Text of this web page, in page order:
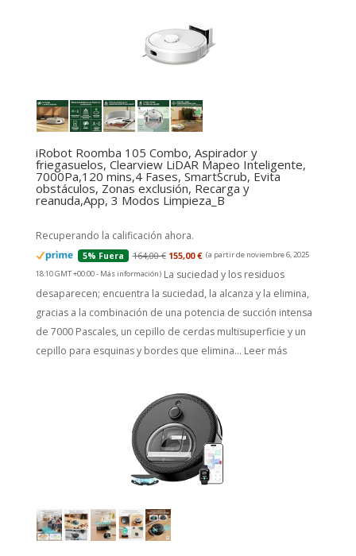
iRobot Roomba 105 Combo, Aspirador y
friegasuelos, Clearview LiDAR Mapeo Inteligente,
7000Pa,120 mins,4 Fases, SmartScrub, Evita
obstáculos, Zonas exclusión, Recarga y
reanuda,App, 3 Modos Limpieza_B
Recuperando la calificación ahora.
5% Fuera 164,00 € 155,00 € (a partir de noviembre 6, 2025
18:10 GMT +00:00 - Más información) La suciedad y los residuos
desaparecen; encuentra la suciedad, la alcanza y la elimina,
gracias a la combinación de una potencia de succión intensa
de 7000 Pascales, un cepillo de cerdas multisuperficie y un
cepillo para esquinas y bordes que elimina... Leer más